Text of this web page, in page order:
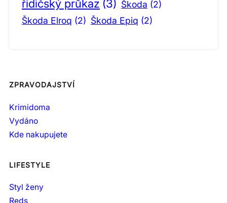
řidičský průkaz (3) Škoda (2)
Škoda Elroq (2) Škoda Epiq (2)
ZPRAVODAJSTVÍ
Krimidoma
Vydáno
Kde nakupujete
LIFESTYLE
Styl ženy
Reds